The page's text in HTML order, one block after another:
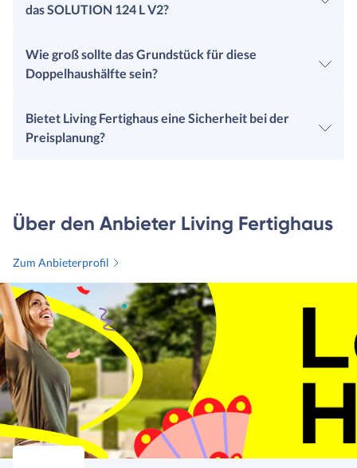
das SOLUTION 124 L V2?
Wie groß sollte das Grundstück für diese
Doppelhaushälfte sein?
Bietet Living Fertighaus eine Sicherheit bei der
Preisplanung?
Über den Anbieter Living Fertighaus
Zum Anbieterprofil